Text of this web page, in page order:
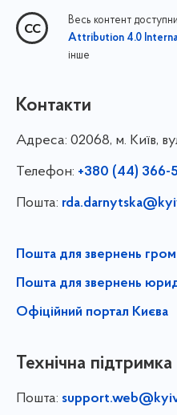
Весь контент
Attribution 4.0
інше
Контакти
Адреса: 02068, м. Київ,
Телефон: +380 (44) 366-
Пошта:
Пошта для звернень
Пошта для звернень
Офіційний портал Києва
Технічна підтримка
Пошта: